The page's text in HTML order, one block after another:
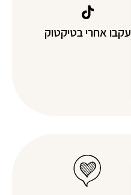
עקבו אחרי בטיקטוק